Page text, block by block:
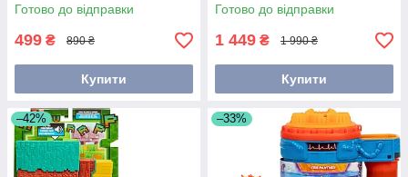
Готово до відправки
499 ₴ 890 ₴
Купити
Готово до відправки
1 449 ₴ 1 990 ₴
Купити
–42% –33%